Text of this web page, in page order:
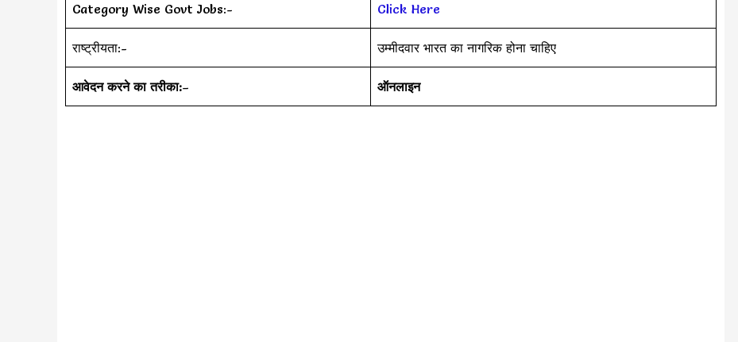
Category Wise Govt Jobs:- Click Here
राष्ट्रीयता:- उम्मीदवार भारत का नागरिक होना चाहिए
आवेदन करने का तरीका:– ऑनलाइन